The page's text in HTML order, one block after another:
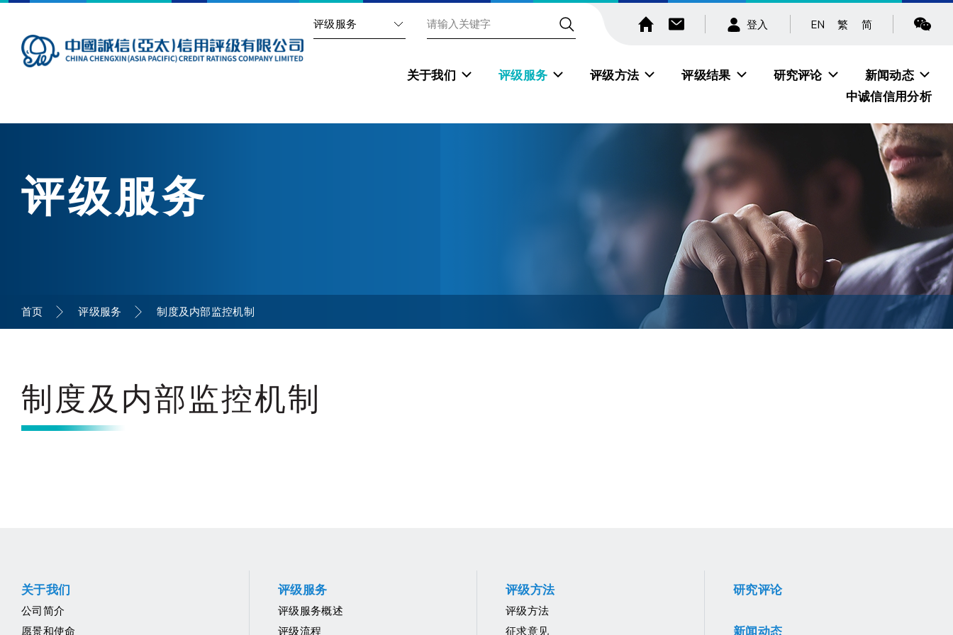
评级服务 登入 EN 繁 简
关于我们 评级服务 评级方法 评级结果 研究评论
新闻动态
中诚信信用分析
评级服务
首页 评级服务 制度及内部监控机制
制度及内部监控机制
关于我们
公司简介
愿景和使命
评级服务
评级服务概述
评级流程
评级方法
评级方法
征求意见
研究评论